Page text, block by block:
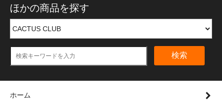
ほかの商品を探す
検索
ホーム